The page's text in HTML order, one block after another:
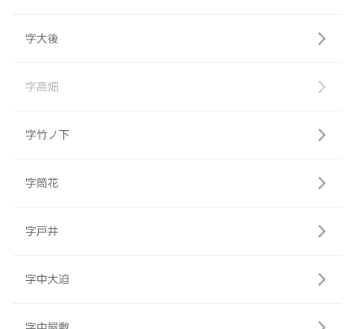
字大後
字高畑
字竹ノ下
字筒花
字戸井
字中大迫